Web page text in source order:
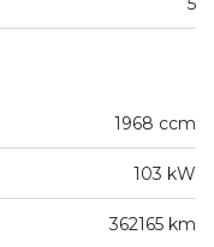
1968 ccm
103 kW
362165 km